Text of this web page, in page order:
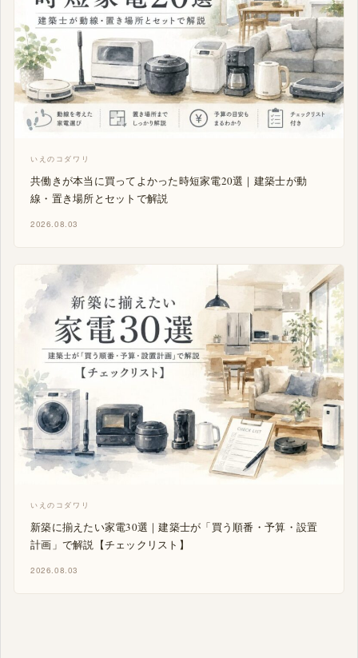
いえのコダワリ
共働きが本当に買ってよかった時短家電20選｜建築士が動
線・置き場所とセットで解説
2026.08.03
いえのコダワリ
新築に揃えたい家電30選｜建築士が「買う順番・予算・設置
計画」で解説【チェックリスト】
2026.08.03